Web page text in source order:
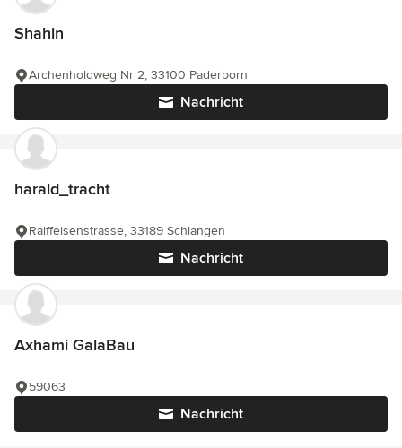
Shahin
Nachricht
Archenholdweg Nr 2, 33100 Paderborn
harald_tracht
Nachricht
Raiffeisenstrasse, 33189 Schlangen
Axhami GalaBau
Nachricht
59063